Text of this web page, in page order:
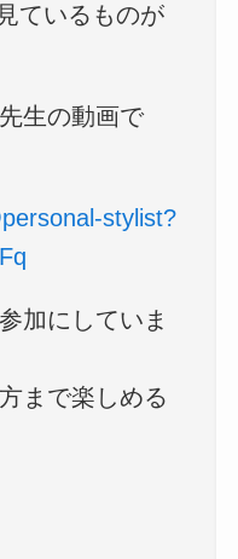
ているものが
生の動画で
stylist?
加にしていま
まで楽しめる